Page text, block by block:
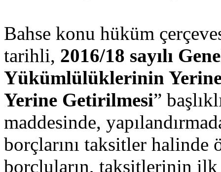
Bahse konu hüküm
tarihli, 2016/18 sayılı
Yükümlülüklerinin
Yerine Getirilmesi”
maddesinde,
borçlarını taksitler halinde
borçluların, taksitlerinin